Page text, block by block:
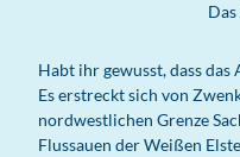
Habt ihr gewusst, dass
Es erstreckt sich von
nordwestlichen Grenze
Flussauen der Weißen